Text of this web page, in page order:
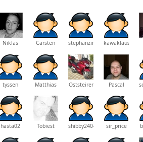
Niklas Carsten stephanzimny kawaklaus
tyssen Matthias Oststeirer Pascal
hasta02 Tobiest shibby2404 sir_price